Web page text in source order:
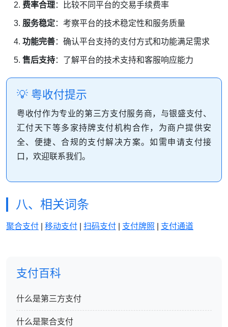
费率合理：比较不同平台的交易手续费率
服务稳定：考察平台的技术稳定性和服务质量
功能完善：确认平台支持的支付方式和功能满足需求
售后支持：了解平台的技术支持和客服响应能力
💡 粤收付提示
粤收付作为专业的第三方支付服务商，与银盛支付、
汇付天下等多家持牌支付机构合作，为商户提供安
全、便捷、合规的支付解决方案。如需申请支付接
口，欢迎联系我们。
八、相关词条
聚合支付 移动支付 扫码支付 支付牌照 支付通道
支付百科
什么是第三方支付
什么是聚合支付